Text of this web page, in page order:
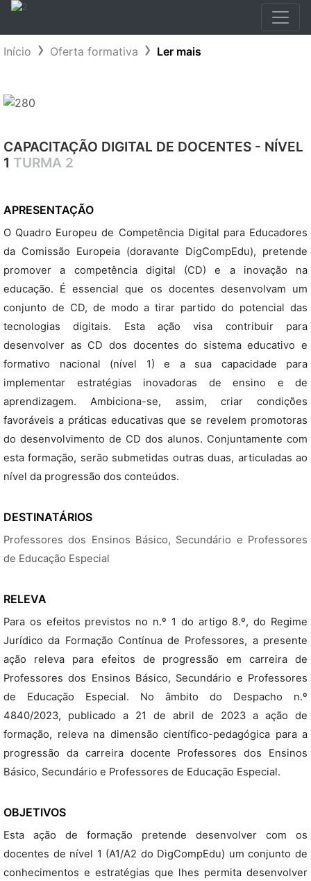
Início Oferta formativa Ler mais
CAPACITAÇÃO DIGITAL DE DOCENTES - NÍVEL
1 TURMA 2
APRESENTAÇÃO
O Quadro Europeu de Competência Digital para Educadores
da Comissão Europeia (doravante DigCompEdu), pretende
promover a competência digital (CD) e a inovação na
educação. É essencial que os docentes desenvolvam um
conjunto de CD, de modo a tirar partido do potencial das
tecnologias digitais. Esta ação visa contribuir para
desenvolver as CD dos docentes do sistema educativo e
formativo nacional (nível 1) e a sua capacidade para
implementar estratégias inovadoras de ensino e de
aprendizagem. Ambiciona-se, assim, criar condições
favoráveis a práticas educativas que se revelem promotoras
do desenvolvimento de CD dos alunos. Conjuntamente com
esta formação, serão submetidas outras duas, articuladas ao
nível da progressão dos conteúdos.
DESTINATÁRIOS
Professores dos Ensinos Básico, Secundário e Professores
de Educação Especial
RELEVA
Para os efeitos previstos no n.º 1 do artigo 8.º, do Regime
Jurídico da Formação Contínua de Professores, a presente
ação releva para efeitos de progressão em carreira de
Professores dos Ensinos Básico, Secundário e Professores
de Educação Especial. No âmbito do Despacho n.º
4840/2023, publicado a 21 de abril de 2023 a ação de
formação, releva na dimensão científico-pedagógica para a
progressão da carreira docente Professores dos Ensinos
Básico, Secundário e Professores de Educação Especial.
OBJETIVOS
Esta ação de formação pretende desenvolver com os
docentes de nível 1 (A1/A2 do DigCompEdu) um conjunto de
conhecimentos e estratégias que lhes permita desenvolver